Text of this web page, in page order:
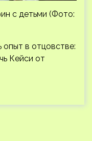
с детьми (Фото:
в отцовстве:
Кейси от